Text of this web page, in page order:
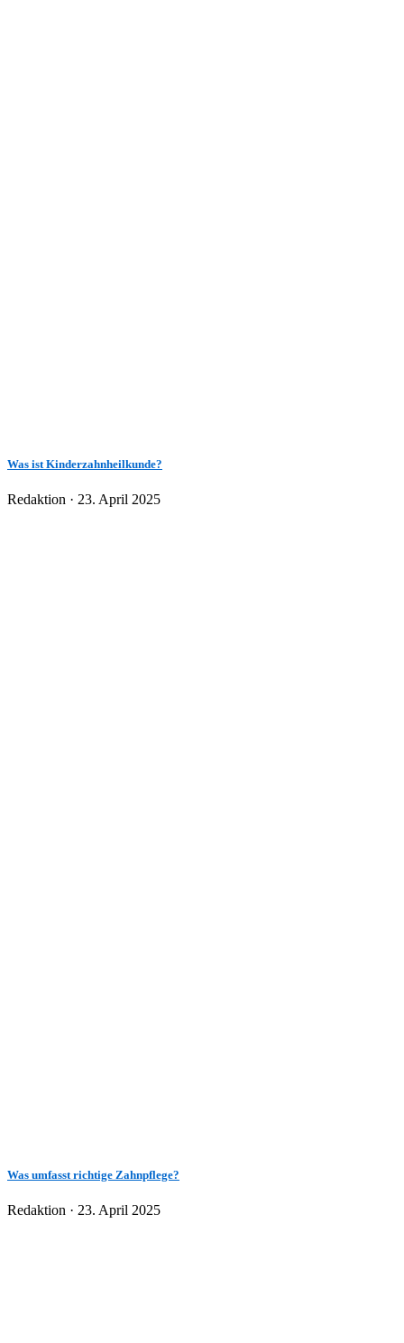
Was ist Kinderzahnheilkunde?
Redaktion · Veröffentlicht
23. April 2025
Was umfasst richtige Zahnpflege?
Redaktion · Veröffentlicht
23. April 2025